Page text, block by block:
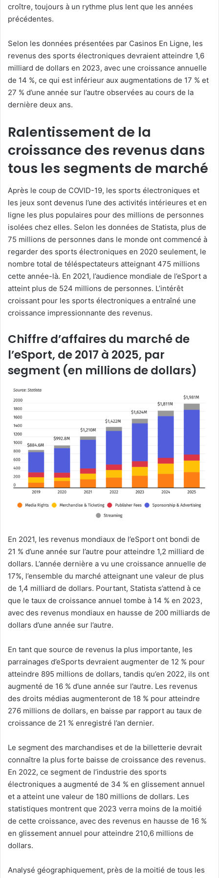
croître, toujours à un rythme plus lent que les années
précédentes.
Selon les données présentées par Casinos En Ligne, les
revenus des sports électroniques devraient atteindre 1,6
milliard de dollars en 2023, avec une croissance annuelle
de 14 %, ce qui est inférieur aux augmentations de 17 % et
27 % d’une année sur l’autre observées au cours de la
dernière deux ans.
Ralentissement de la
croissance des revenus dans
tous les segments de marché
Après le coup de COVID-19, les sports électroniques et
les jeux sont devenus l’une des activités intérieures et en
ligne les plus populaires pour des millions de personnes
isolées chez elles. Selon les données de Statista, plus de
75 millions de personnes dans le monde ont commencé à
regarder des sports électroniques en 2020 seulement, le
nombre total de téléspectateurs atteignant 475 millions
cette année-là. En 2021, l’audience mondiale de l’eSport a
atteint plus de 524 millions de personnes. L’intérêt
croissant pour les sports électroniques a entraîné une
croissance impressionnante des revenus.
Chiffre d’affaires du marché de
l’eSport, de 2017 à 2025, par
segment (en millions de dollars)
En 2021, les revenus mondiaux de l’eSport ont bondi de
21 % d’une année sur l’autre pour atteindre 1,2 milliard de
dollars. L’année dernière a vu une croissance annuelle de
17%, l’ensemble du marché atteignant une valeur de plus
de 1,4 milliard de dollars. Pourtant, Statista s’attend à ce
que le taux de croissance annuel tombe à 14 % en 2023,
avec des revenus mondiaux en hausse de 200 milliards de
dollars d’une année sur l’autre.
En tant que source de revenus la plus importante, les
parrainages d’eSports devraient augmenter de 12 % pour
atteindre 895 millions de dollars, tandis qu’en 2022, ils ont
augmenté de 16 % d’une année sur l’autre. Les revenus
des droits médias augmenteront de 18 % pour atteindre
276 millions de dollars, en baisse par rapport au taux de
croissance de 21 % enregistré l’an dernier.
Le segment des marchandises et de la billetterie devrait
connaître la plus forte baisse de croissance des revenus.
En 2022, ce segment de l’industrie des sports
électroniques a augmenté de 34 % en glissement annuel
et a atteint une valeur de 180 millions de dollars. Les
statistiques montrent que 2023 verra moins de la moitié
de cette croissance, avec des revenus en hausse de 16 %
en glissement annuel pour atteindre 210,6 millions de
dollars.
Analysé géographiquement, près de la moitié de tous les